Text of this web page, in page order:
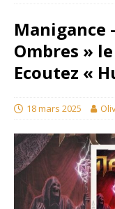
Manigance
Ombres »
Ecoutez «
18 mars 2025